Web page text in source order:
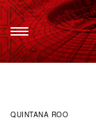
QUINTANA ROO